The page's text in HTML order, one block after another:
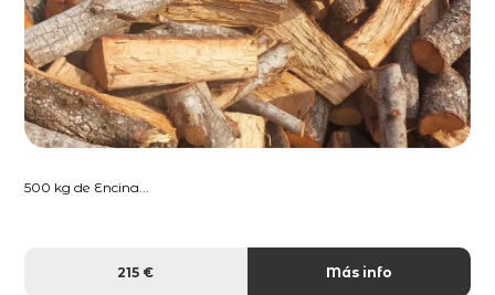
500 kg de Encina...
215 € Más info